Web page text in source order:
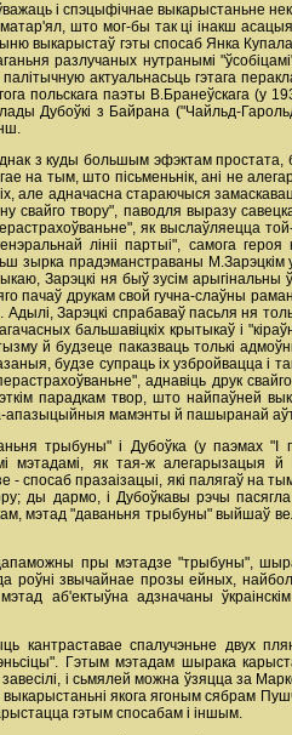
i спэцыфічнае выкарыстаньне
што мог-бы так ці інакш
выкарыстаў гэты спосаб Янка
разлучаных нутранымі
актуальнасьць гэтага
польскага паэты В.Бранеўскага
Дубоўкі з Байрана ("Чайльд-
з куды большым эфэктам
на тым, што пісьменьнік, ані не
але адначасна стараючыся
твору", паводля выразу
як выслаўляецца
лініі партыі", самога
прадэманстраваны М.Зарэцкім
Зарэцкі ня быў зусім
пачаў друкам свой гучна-слаўны
Зарэцкі спрабаваў пасьля ня
бальшавіцкіх крытыкаў i
й будзеце паказваць толькі
будзе супраць ix узбройвацца i
аднавіць друк
парадкам твор, што найпаўней
апазыцыйныя мамэнты й пашыранай
трыбуны" i Дубоўка (у паэмах "I
мэтадамі, як тая-ж
спосаб празаізацыі, які палягаў на
ды дармо, i Дубоўкавы рэчы
мэтад "даваньня трыбуны"
пры мэтадзе "трыбуны",
да роўні звычайнае прозы ейных,
аб'ектыўна адзначаны
кантраставае спалучэньне двух
Гэтым мэтадам шырака
i сьмялей можна ўзяцца за
якога ягоным сябрам
гэтым спосабам i іншым.